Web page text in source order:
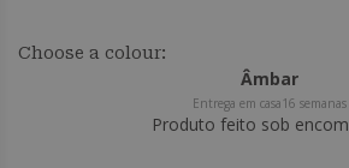
Choose a colour:
Âmbar
Entrega em casa16 semanas
Produto feito sob